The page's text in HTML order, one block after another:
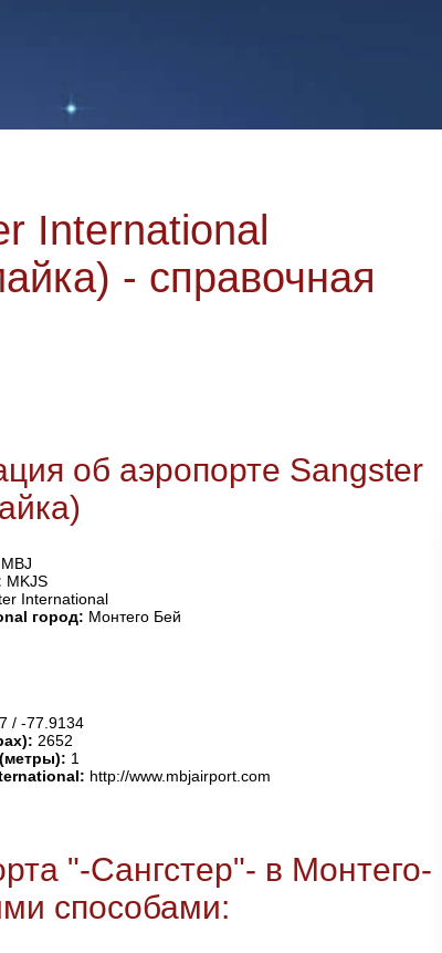
International
- справочная
об аэропорте Sangster
MBJ
MKJS
International
город: Монтего Бей
/ -77.9134
2652
1
http://www.mbjairport.com
"-Сангстер"- в Монтего-
способами: